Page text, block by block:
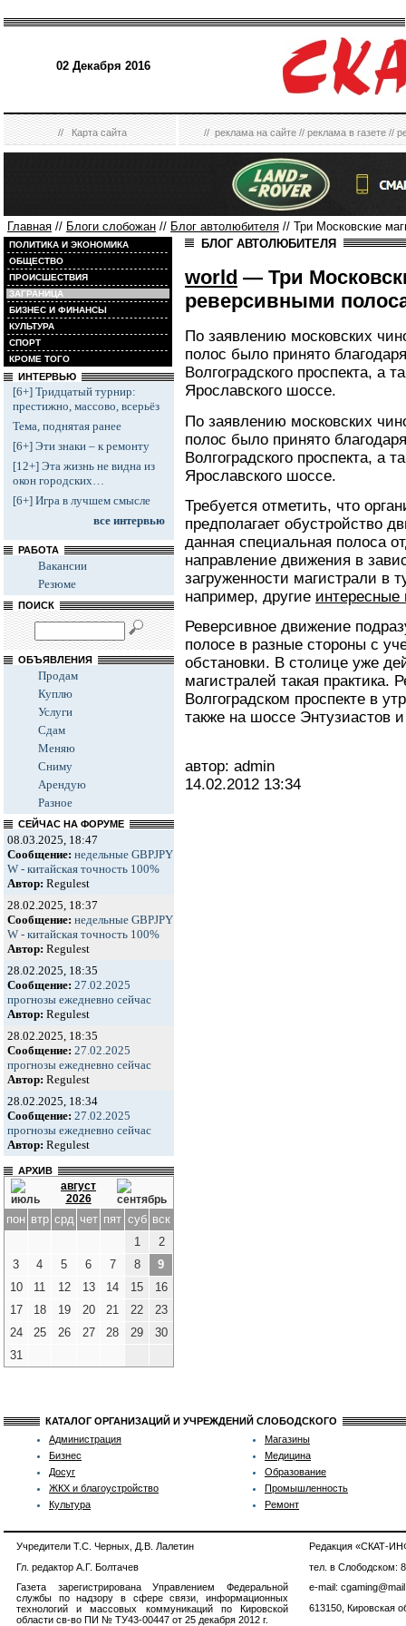
02 Декабря 2016
//Карта сайта //реклама на сайте//реклама в газете//
Главная // Блоги слобожан // Блог автолюбителя // Три Московские
ПОЛИТИКА И ЭКОНОМИКА
ОБЩЕСТВО
ПРОИСШЕСТВИЯ
ЗАГРАНИЦА
БИЗНЕС И ФИНАНСЫ
КУЛЬТУРА
СПОРТ
КРОМЕ ТОГО
ИНТЕРВЬЮ
[6+] Тридцатый турнир:
престижно, массово, всерьёз
Тема, поднятая ранее
[6+] Эти знаки – к ремонту
[12+] Эта жизнь не видна из
окон городских…
[6+] Игра в лучшем смысле
все интервью
РАБОТА
Вакансии
Резюме
ПОИСК
ОБЪЯВЛЕНИЯ
Продам
Куплю
Услуги
Сдам
Меняю
Сниму
Арендую
Разное
СЕЙЧАС НА ФОРУМЕ
08.03.2025, 18:47
Сообщение: недельные GBPJPY
W - китайская точность 100%
Автор: Regulest
28.02.2025, 18:37
Сообщение: недельные GBPJPY
W - китайская точность 100%
Автор: Regulest
28.02.2025, 18:35
Сообщение: 27.02.2025
прогнозы ежедневно сейчас
Автор: Regulest
28.02.2025, 18:35
Сообщение: 27.02.2025
прогнозы ежедневно сейчас
Автор: Regulest
28.02.2025, 18:34
Сообщение: 27.02.2025
прогнозы ежедневно сейчас
Автор: Regulest
АРХИВ
август
2026
пон втр срд чет пят суб вск
1
2
3
4 5 6 7 8
9
10
11 12 13 14 15
16
17
18 19 20 21 22
23
24
25 26 27 28 29
30
31
БЛОГ АВТОЛЮБИТЕЛЯ
world — Три
реверсивными
По заявлению московских
полос было принято
Волгоградского проспекта, а
Ярославского шоссе.
По заявлению московских
полос было принято
Волгоградского проспекта, а
Ярославского шоссе.
Требуется отметить, что
предполагает обустройство
данная специальная полоса
направление движения в
загруженности магистрали в
например, другие интересные
Реверсивное движение
полосе в разные стороны с
обстановки. В столице уже
магистралей такая практика.
Волгоградском проспекте в
также на шоссе Энтузиастов
автор: admin
14.02.2012 13:34
КАТАЛОГ ОРГАНИЗАЦИЙ И УЧРЕЖДЕНИЙ СЛОБОДСКОГО
Администрация
Бизнес
Досуг
ЖКХ и благоустройство
Культура
Магазины
Медицина
Образование
Промышленность
Ремонт
Учредители Т.С. Черных, Д.В. Лалетин
Гл. редактор А.Г. Болтачев
Газета зарегистрирована Управлением Федеральной
службы по надзору в сфере связи, информационных
технологий и массовых коммуникаций по Кировской
области св-во ПИ № ТУ43-00447 от 25 декабря 2012 г.
Редакция «СКАТ-
тел. в Слободском:
e-mail:
613150, Кировская